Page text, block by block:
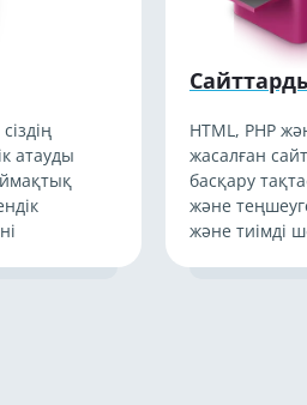
атауды
HTML, PHP
жасалған
басқару
және
және тиімді